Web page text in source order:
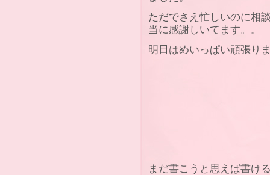
ただでさえ忙しいのに相
当に感謝しいてます。。
明日はめいっぱい頑張
まだ書こうと思えば書け